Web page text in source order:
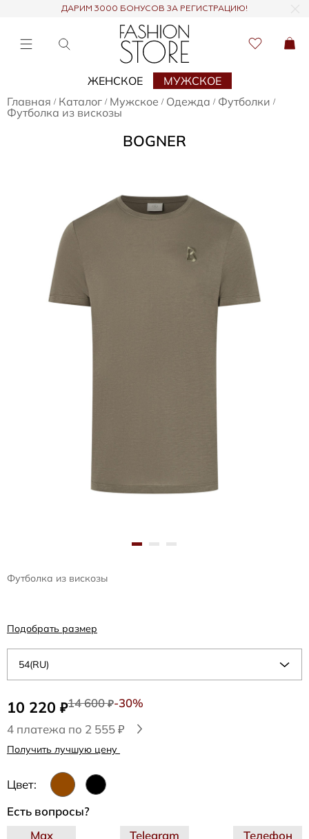
ДАРИМ 3000 БОНУСОВ ЗА РЕГИСТРАЦИЮ!
ЖЕНСКОЕ
МУЖСКОЕ
Главная / Каталог / Мужское / Одежда / Футболки /
Футболка из вискозы
BOGNER
Футболка из вискозы
10 220 ₽14 600₽-30%
4 платежа по 2 555 ₽
Получить лучшую цену
Цвет:
54(RU)
Подобрать размер
Есть вопросы?
Telegram
Max Телефон